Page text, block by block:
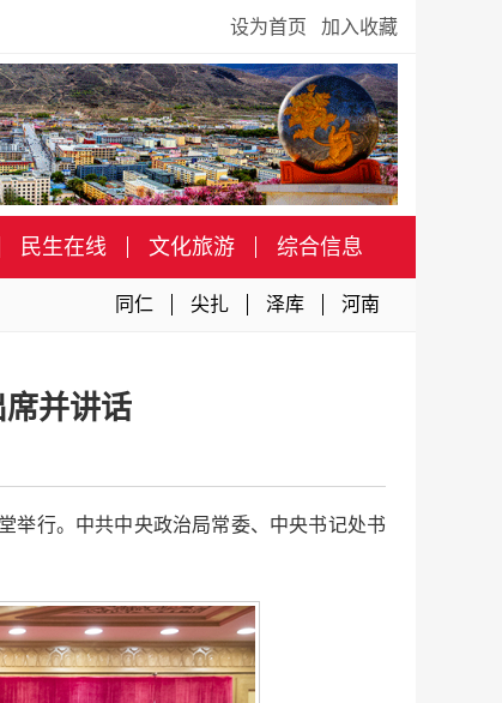
设为首页 加入收藏
民生在线 文化旅游 综合信息
同仁 尖扎 泽库 河南
并讲话
举行。中共中央政治局常委、中央书记处书